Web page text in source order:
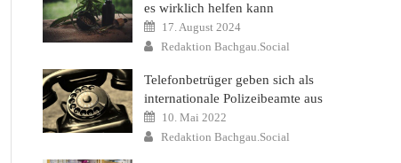
es wirklich helfen kann
Posted
on
17. August 2024
Author
Redaktion Bachgau.Social
Telefonbetrüger geben sich als
internationale Polizeibeamte aus
Posted
on
10. Mai 2022
Author
Redaktion Bachgau.Social